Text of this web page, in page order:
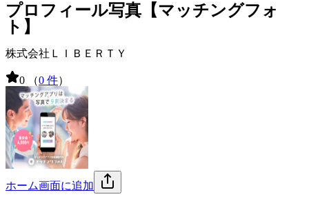
プロフィール写真【マッチングフォ
ト】
株式会社ＬＩＢＥＲＴＹ
0 （0 件）
ホーム画面に追加